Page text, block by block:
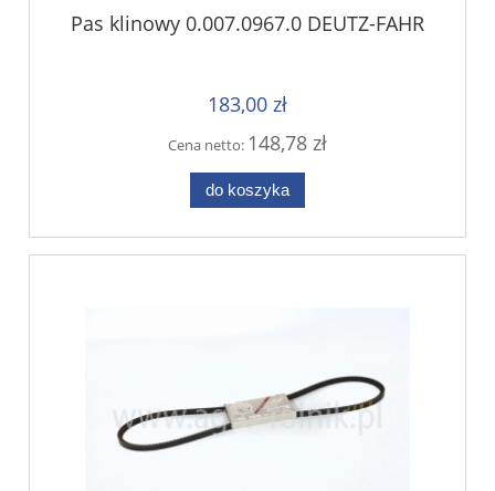
Pas klinowy 0.007.0967.0 DEUTZ-FAHR
183,00 zł
Cena netto: 148,78 zł
do koszyka